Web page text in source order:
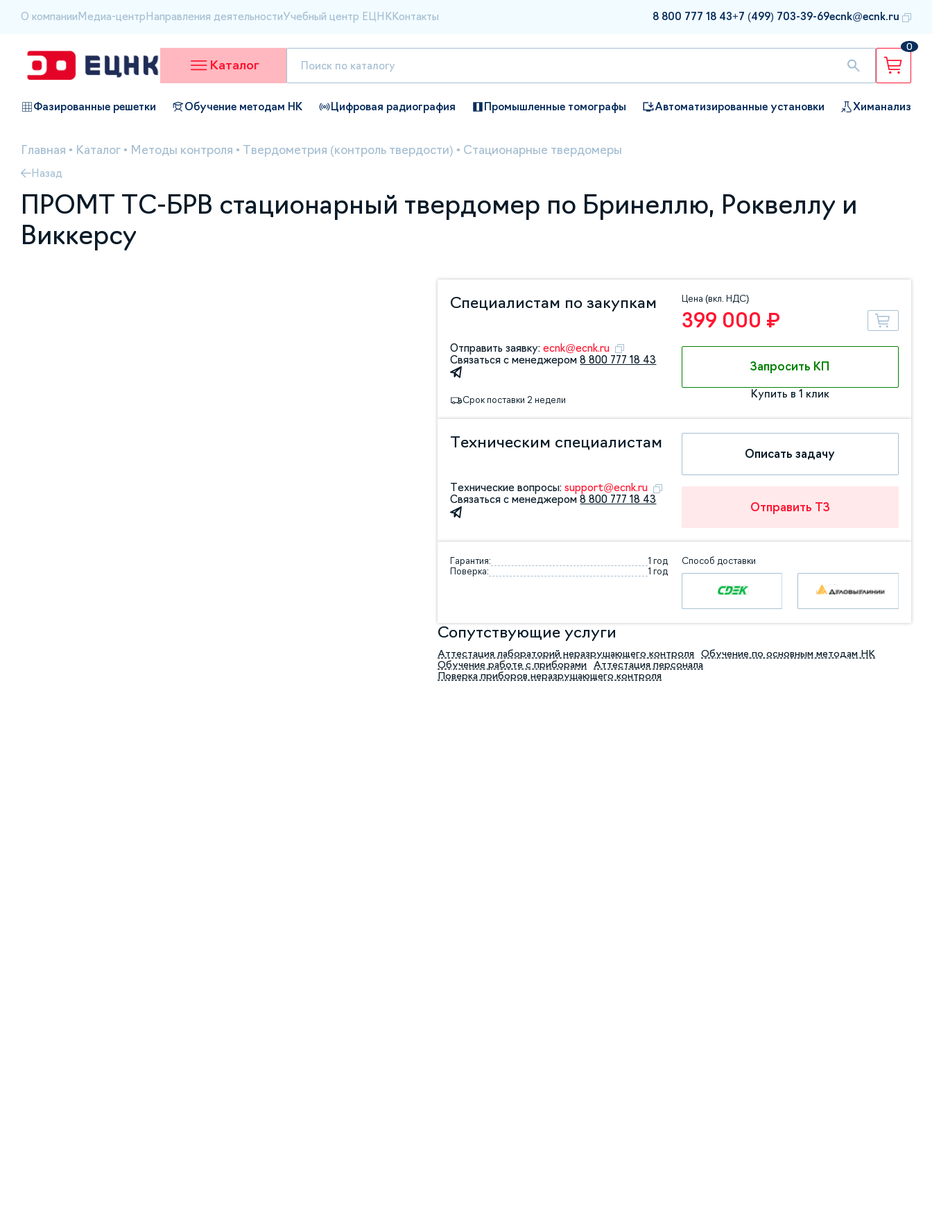
О компании Медиа-центр Направления деятельностиУчебный центр ЕЦНК Контакты 8 800 777 18 43+7 (499) 703-39-69ecnk@ecnk.ru
Каталог
0
Фазированные решетки Обучение методам НК Цифровая радиография Промышленные томографы Автоматизированные установки Химанализ
Главная • Каталог • Методы контроля • Твердометрия (контроль твердости) • Стационарные твердомеры
Назад
ПРОМТ ТС-БРВ стационарный твердомер по Бринеллю, Роквеллу и
Виккерсу
Специалистам по закупкам
Отправить заявку:ecnk@ecnk.ru
Связаться с менеджером8 800 777 18 43
Срок поставки 2 недели
Цена (вкл. НДС)
399 000 ₽
Запросить КП
Купить в 1 клик
Техническим специалистам
Технические вопросы:support@ecnk.ru
Связаться с менеджером8 800 777 18 43
Описать задачу
Отправить ТЗ
Гарантия:
1 год
Поверка:
1 год
Способ доставки
Сопутствующие услуги
Аттестация лабораторий неразрушающего контроля
Обучение по основным методам НК
Обучение работе с приборами
Аттестация персонала
Поверка приборов неразрушающего контроля